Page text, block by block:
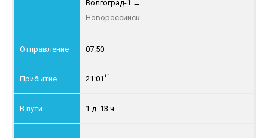
Волгоград-1 →
Новороссийск
07:50
21:01+1
1 д. 13 ч.